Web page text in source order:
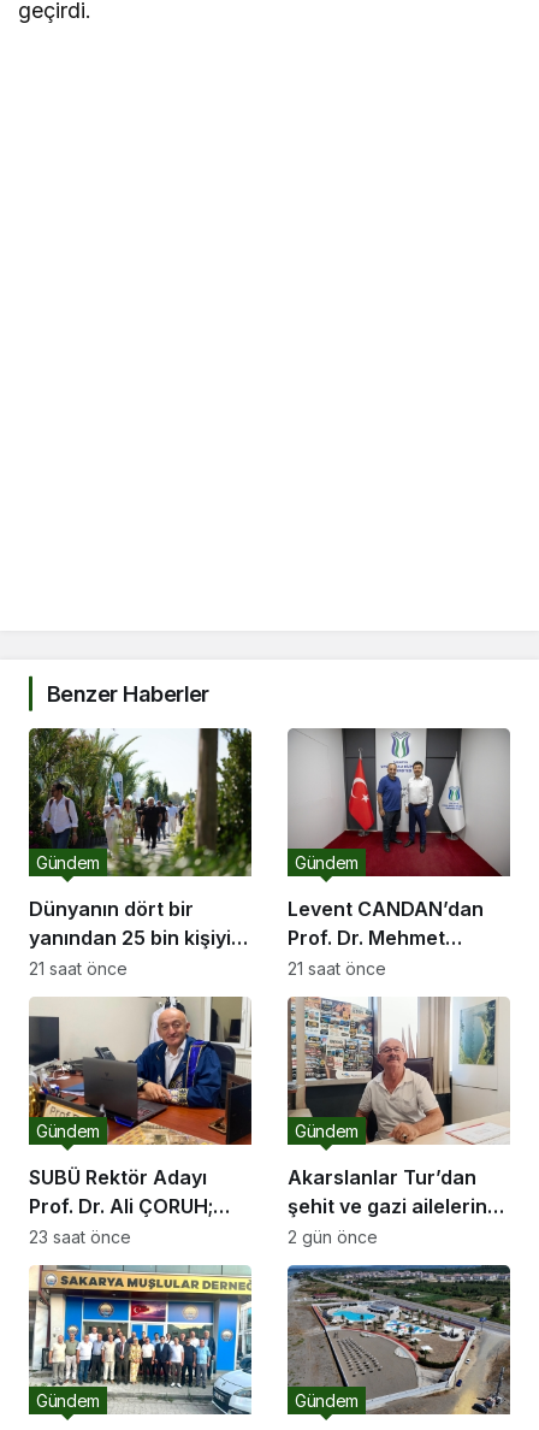
geçirdi.
Benzer Haberler
Dünyanın dört bir
yanından 25 bin kişiyi
ağırlayacak dev fuar
için geri sayım
Gündem
21 saat önce
Levent CANDAN’dan
Prof. Dr. Mehmet
SARIBIYIK’a vefa
ziyareti
Gündem
21 saat önce
SUBÜ Rektör Adayı
Prof. Dr. Ali ÇORUH;
“Sakarya’ya değer
katan bir üniversite
inşa etmek istiyorum”
Gündem
23 saat önce
Akarslanlar Tur’dan
şehit ve gazi ailelerine
anlamlı destek
Gündem
2 gün önce
Gündem Gündem